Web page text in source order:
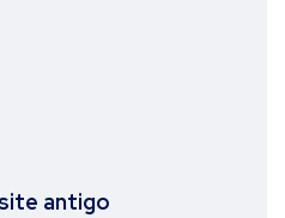
antigo